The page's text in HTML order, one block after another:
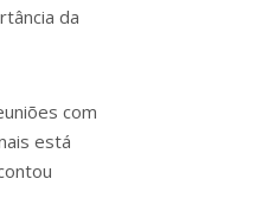
da
com
está